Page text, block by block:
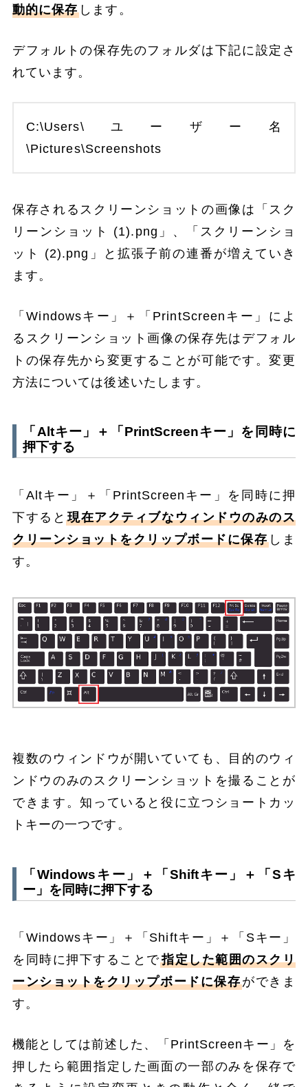
動的に保存 します。
デフォルトの保存先のフォルダは下記に設定さ
れています。
C:\Users\ユーザー名
\Pictures\Screenshots
保存されるスクリーンショットの画像は「スク
リーンショット (1).png」、「スクリーンショ
ット (2).png」と拡張子前の連番が増えていき
ます。
「Windowsキー」＋「PrintScreenキー」によ
るスクリーンショット画像の保存先はデフォル
トの保存先から変更することが可能です。変更
方法については後述いたします。
「Altキー」＋「PrintScreenキー」を同時に
押下する
「Altキー」＋「PrintScreenキー」を同時に押
下すると現在アクティブなウィンドウのみのス
クリーンショットをクリップボードに保存 しま
す。
複数のウィンドウが開いていても、目的のウィ
ンドウのみのスクリーンショットを撮ることが
できます。知っていると役に立つショートカッ
トキーの一つです。
「Windowsキー」＋「Shiftキー」＋「Sキ
ー」を同時に押下する
「Windowsキー」＋「Shiftキー」＋「Sキー」
を同時に押下することで指定した範囲のスクリ
ーンショットをクリップボードに保存ができま
す。
機能としては前述した、「PrintScreenキー」を
押したら範囲指定した画面の一部のみを保存で